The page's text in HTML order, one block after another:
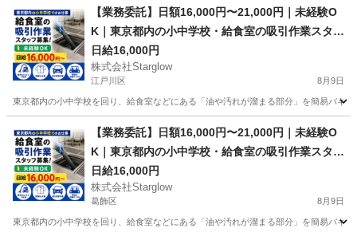
軽作業
【業務委託】日額16,000円〜21,000円｜未経験O
K｜東京都内の小中学校・給食室の吸引作業スタッ
フ募集｜車不要・機材不要・制服貸与・経費負担
なし｜学校間は管理者の車で移動
日給16,000円
株式会社Starglow
江戸川区 8月9日
東京都内の小中学校を回り、給食室などにある「油や汚れが溜まる部分」を簡易バキ
清掃 スタッフ
【業務委託】日額16,000円〜21,000円｜未経験O
K｜東京都内の小中学校・給食室の吸引作業スタッ
フ募集｜車不要・機材不要・制服貸与・経費負担
なし｜学校間は管理者の車で移動
日給16,000円
株式会社Starglow
葛飾区 8月9日
東京都内の小中学校を回り、給食室などにある「油や汚れが溜まる部分」を簡易バキ